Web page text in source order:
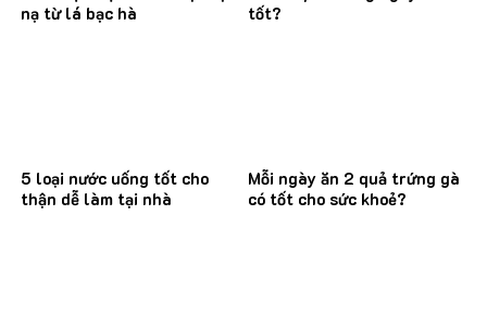
nạ từ lá bạc hà
tốt?
5 loại nước uống tốt cho
thận dễ làm tại nhà
Mỗi ngày ăn 2 quả trứng gà
có tốt cho sức khoẻ?